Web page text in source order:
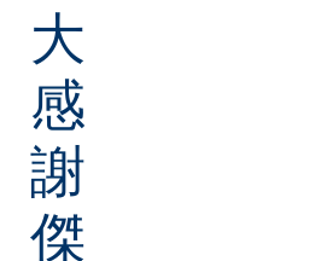
大
感
謝
傑